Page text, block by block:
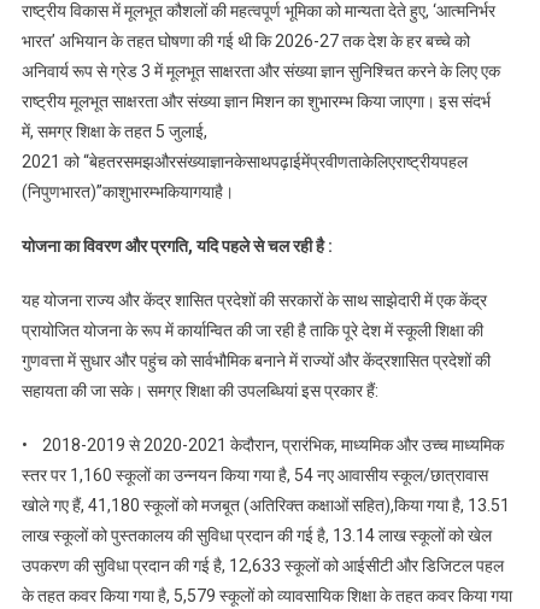
राष्ट्रीय विकास में मूलभूत कौशलों की महत्वपूर्ण भूमिका को मान्यता देते हुए, ‘आत्मनिर्भर
भारत’ अभियान के तहत घोषणा की गई थी कि 2026-27 तक देश के हर बच्चे को
अनिवार्य रूप से ग्रेड 3 में मूलभूत साक्षरता और संख्या ज्ञान सुनिश्चित करने के लिए एक
राष्ट्रीय मूलभूत साक्षरता और संख्या ज्ञान मिशन का शुभारम्भ किया जाएगा। इस संदर्भ
में, समग्र शिक्षा के तहत 5 जुलाई,
2021 को “बेहतरसमझऔरसंख्याज्ञानकेसाथपढ़ाईमेंप्रवीणताकेलिएराष्ट्रीयपहल
(निपुणभारत)”काशुभारम्भकियागयाहै।
योजना का विवरण और प्रगति,यदि पहले से चल रही है :
यह योजना राज्य और केंद्र शासित प्रदेशों की सरकारों के साथ साझेदारी में एक केंद्र
प्रायोजित योजना के रूप में कार्यान्वित की जा रही है ताकि पूरे देश में स्कूली शिक्षा की
गुणवत्ता में सुधार और पहुंच को सार्वभौमिक बनाने में राज्यों और केंद्रशासित प्रदेशों की
सहायता की जा सके। समग्र शिक्षा की उपलब्धियां इस प्रकार हैं:
• 2018-2019 से 2020-2021 केदौरान, प्रारंभिक, माध्यमिक और उच्च माध्यमिक
स्तर पर 1,160 स्कूलों का उन्नयन किया गया है, 54 नए आवासीय स्कूल/छात्रावास
खोले गए हैं, 41,180 स्कूलों को मजबूत (अतिरिक्त कक्षाओं सहित),किया गया है, 13.51
लाख स्कूलों को पुस्तकालय की सुविधा प्रदान की गई है, 13.14 लाख स्कूलों को खेल
उपकरण की सुविधा प्रदान की गई है, 12,633 स्कूलों को आईसीटी और डिजिटल पहल
के तहत कवर किया गया है, 5,579 स्कूलों को व्यावसायिक शिक्षा के तहत कवर किया गया